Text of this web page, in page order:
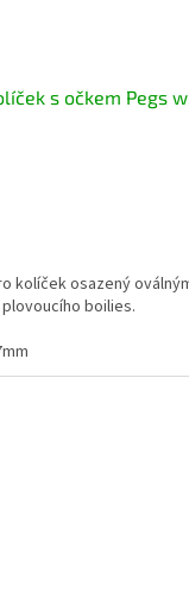
s očkem Pegs
kolíček osazený
boilies.